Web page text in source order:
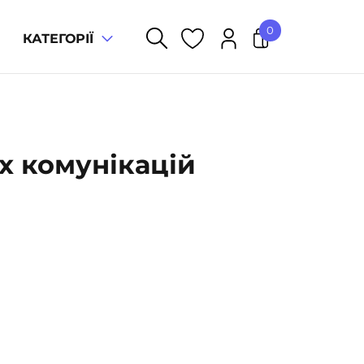
КАТЕГОРІЇ
0
У кошику немає товарів.
комунікацій